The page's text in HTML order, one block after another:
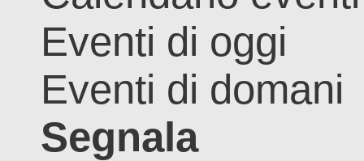
Eventi di oggi
Eventi di domani
Segnala